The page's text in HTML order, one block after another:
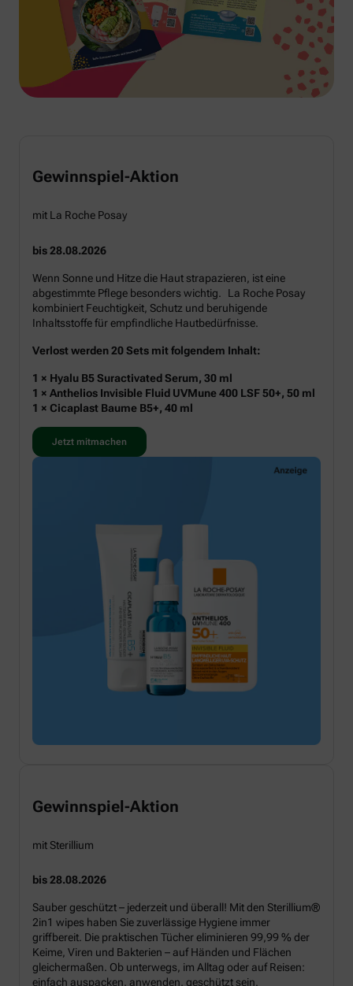
Gewinnspiel-Aktion
mit La Roche Posay
bis 28.08.2026
Wenn Sonne und Hitze die Haut strapazieren, ist eine
abgestimmte Pflege besonders wichtig. La Roche Posay
kombiniert Feuchtigkeit, Schutz und beruhigende
Inhaltsstoffe für empfindliche Hautbedürfnisse.
Verlost werden 20 Sets mit folgendem Inhalt:
1 × Hyalu B5 Suractivated Serum, 30 ml
1 × Anthelios Invisible Fluid UVMune 400 LSF 50+, 50 ml
1 × Cicaplast Baume B5+, 40 ml
Jetzt mitmachen
Gewinnspiel-Aktion
mit Sterillium
bis 28.08.2026
Sauber geschützt – jederzeit und überall! Mit den Sterillium®
2in1 wipes haben Sie zuverlässige Hygiene immer
griffbereit. Die praktischen Tücher eliminieren 99,99 % der
Keime, Viren und Bakterien – auf Händen und Flächen
gleichermaßen. Ob unterwegs, im Alltag oder auf Reisen:
einfach auspacken, anwenden, geschützt sein.